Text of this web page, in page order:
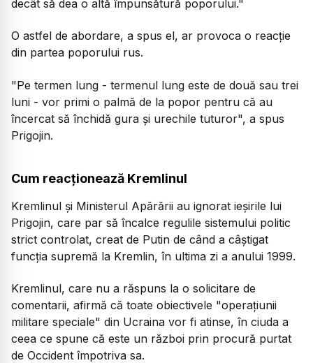
decât să dea o altă împunsătură poporului."
O astfel de abordare, a spus el, ar provoca o reacție
din partea poporului rus.
"Pe termen lung - termenul lung este de două sau trei
luni - vor primi o palmă de la popor pentru că au
încercat să închidă gura și urechile tuturor", a spus
Prigojin.
Cum reacționează Kremlinul
Kremlinul și Ministerul Apărării au ignorat ieșirile lui
Prigojin, care par să încalce regulile sistemului politic
strict controlat, creat de Putin de când a câștigat
funcția supremă la Kremlin, în ultima zi a anului 1999.
Kremlinul, care nu a răspuns la o solicitare de
comentarii, afirmă că toate obiectivele "operațiunii
militare speciale" din Ucraina vor fi atinse, în ciuda a
ceea ce spune că este un război prin procură purtat
de Occident împotriva sa.